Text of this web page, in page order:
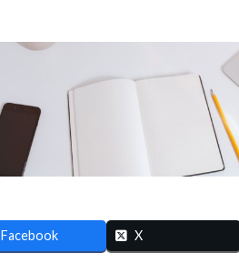
Facebook X